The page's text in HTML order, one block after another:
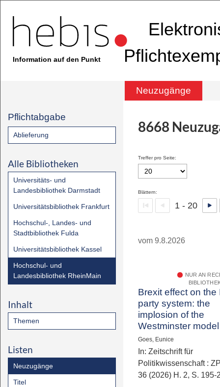
Information auf den Punkt
Neuzugänge
Pflichtabgabe
Ablieferung
Alle Bibliotheken
Universitäts- und
Landesbibliothek Darmstadt
Universitätsbibliothek Frankfurt
Hochschul-, Landes- und
Stadtbibliothek Fulda
Universitätsbibliothek Kassel
Hochschul- und
Landesbibliothek RheinMain
Inhalt
Themen
Listen
Neuzugänge
Titel
8668
Treffer pro Seite:
Blättern:
1 - 20
vom 9.8.2026
NUR AN
Brexit effect on the
party system: the
implosion of the
Westminster model
Goes, Eunice
In: Zeitschrift für
Politikwissenschaft :
36 (2026) H. 2, S. 195-